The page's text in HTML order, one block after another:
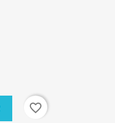
favorite_border